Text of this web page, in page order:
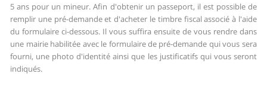
5 ans pour un mineur. Afin d'obtenir un passeport, il est possible de
remplir une pré-demande et d'acheter le timbre fiscal associé à l'aide
du formulaire ci-dessous. Il vous suffira ensuite de vous rendre dans
une mairie habilitée avec le formulaire de pré-demande qui vous sera
fourni, une photo d'identité ainsi que les justificatifs qui vous seront
indiqués.